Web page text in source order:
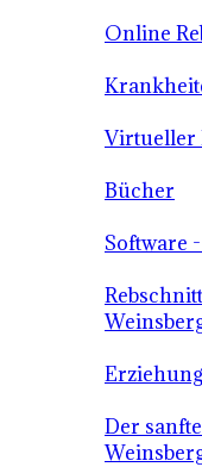
Online
Virtueller
Bücher
Software
Der